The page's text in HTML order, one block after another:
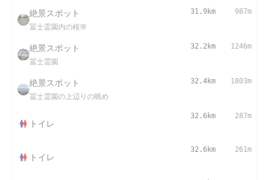
絶景スポット
冨士霊園内の桜🌸
31.9km 987m
絶景スポット
冨士霊園
32.2km 1246m
絶景スポット
冨士霊園の上辺りの眺め
32.4km 1803m
トイレ
32.6km 287m
トイレ
32.6km 261m